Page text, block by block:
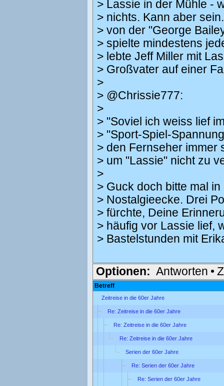
> Lassie in der Mühle -
> nichts. Kann aber
> von der "George
> spielte mindestens
> lebte Jeff Miller mit
> Großvater auf einer
>
> @Chrissie777:
>
> "Soviel ich weiss lief
> "Sport-Spiel-
> den Fernseher immer
> um "Lassie" nicht zu
>
> Guck doch bitte mal
> Nostalgieecke. Drei
> fürchte, Deine
> häufig vor Lassie lief,
> Bastelstunden mit
Optionen: Antworten •
Betreff
Zeitreise in die 60er Jahre
Re: Zeitreise in die 60er Jahre
Re: Zeitreise in die 60er Jahre
Re: Zeitreise in die 60er Jahre
Serien der 60er Jahre
Re: Serien der 60er Jahre
Re: Serien der 60er Jahre